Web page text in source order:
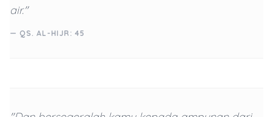
air."
— QS. AL-HIJR: 45